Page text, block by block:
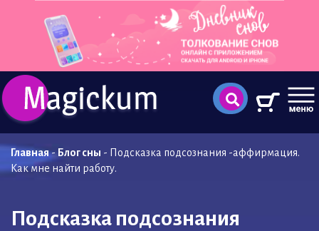
Главная-Блог сны - Подсказка подсознания -аффирмация.
Как мне найти работу.
Подсказка подсознания